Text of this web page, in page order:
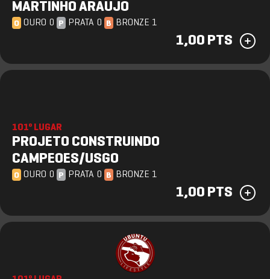
MARTINHO ARAUJO
O OURO 0 P PRATA 0 B BRONZE 1
1,00 PTS
101º LUGAR
PROJETO CONSTRUINDO
CAMPEOES/USGO
O OURO 0 P PRATA 0 B BRONZE 1
1,00 PTS